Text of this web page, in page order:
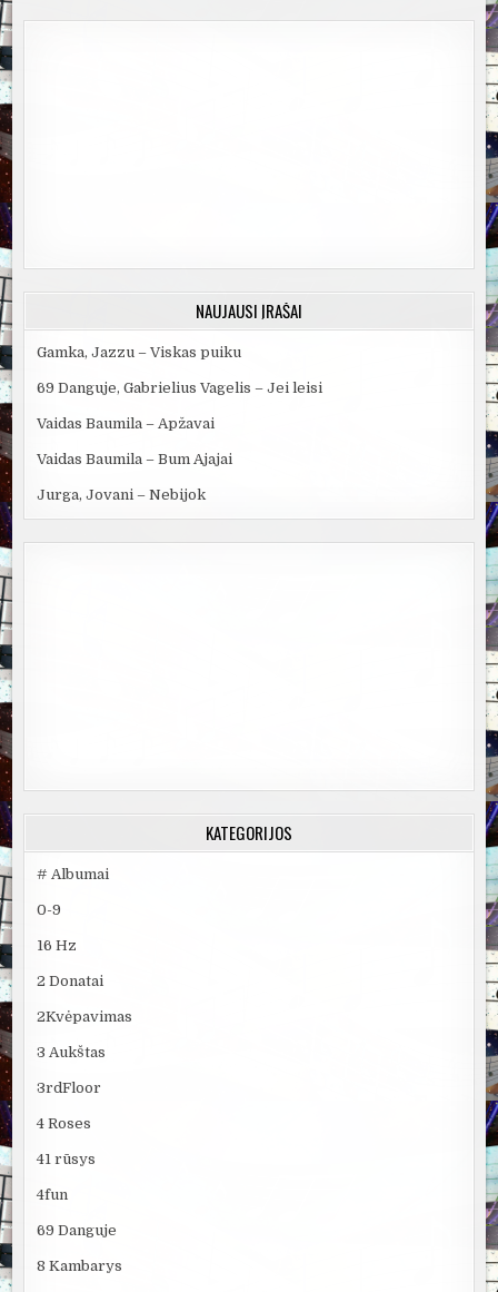
NAUJAUSI ĮRAŠAI
Gamka, Jazzu – Viskas puiku
69 Danguje, Gabrielius Vagelis – Jei leisi
Vaidas Baumila – Apžavai
Vaidas Baumila – Bum Ajajai
Jurga, Jovani – Nebijok
KATEGORIJOS
# Albumai
0-9
16 Hz
2 Donatai
2Kvėpavimas
3 Aukštas
3rdFloor
4 Roses
41 rūsys
4fun
69 Danguje
8 Kambarys